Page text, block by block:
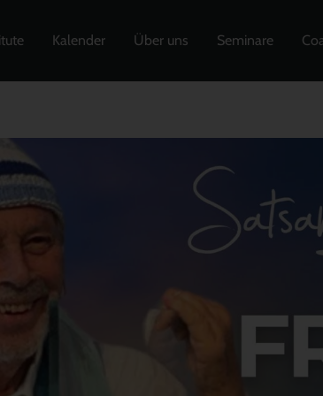
Kalender Über uns Seminare